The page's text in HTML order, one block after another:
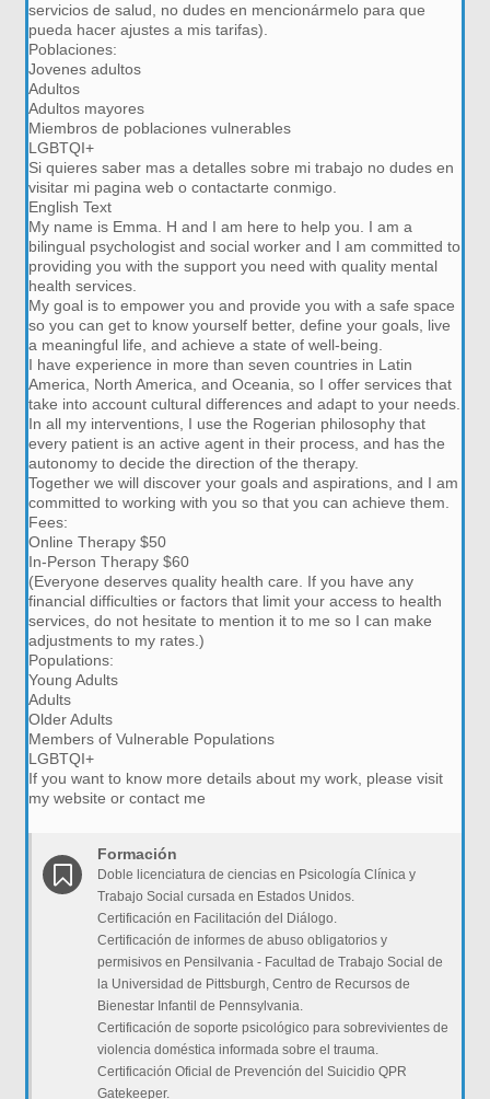
servicios de salud, no dudes en mencionármelo para que
pueda hacer ajustes a mis tarifas).
Poblaciones:
Jovenes adultos
Adultos
Adultos mayores
Miembros de poblaciones vulnerables
LGBTQI+
Si quieres saber mas a detalles sobre mi trabajo no dudes en
visitar mi pagina web o contactarte conmigo.
English Text
My name is Emma. H and I am here to help you. I am a
bilingual psychologist and social worker and I am committed to
providing you with the support you need with quality mental
health services.
My goal is to empower you and provide you with a safe space
so you can get to know yourself better, define your goals, live
a meaningful life, and achieve a state of well-being.
I have experience in more than seven countries in Latin
America, North America, and Oceania, so I offer services that
take into account cultural differences and adapt to your needs.
In all my interventions, I use the Rogerian philosophy that
every patient is an active agent in their process, and has the
autonomy to decide the direction of the therapy.
Together we will discover your goals and aspirations, and I am
committed to working with you so that you can achieve them.
Fees:
Online Therapy $50
In-Person Therapy $60
(Everyone deserves quality health care. If you have any
financial difficulties or factors that limit your access to health
services, do not hesitate to mention it to me so I can make
adjustments to my rates.)
Populations:
Young Adults
Adults
Older Adults
Members of Vulnerable Populations
LGBTQI+
If you want to know more details about my work, please visit
my website or contact me
Formación
Doble licenciatura de ciencias en Psicología Clínica y
Trabajo Social cursada en Estados Unidos.
Certificación en Facilitación del Diálogo.
Certificación de informes de abuso obligatorios y
permisivos en Pensilvania - Facultad de Trabajo Social de
la Universidad de Pittsburgh, Centro de Recursos de
Bienestar Infantil de Pennsylvania.
Certificación de soporte psicológico para sobrevivientes de
violencia doméstica informada sobre el trauma.
Certificación Oficial de Prevención del Suicidio QPR
Gatekeeper.